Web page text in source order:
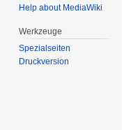
Help about MediaWiki
Werkzeuge
Spezialseiten
Druckversion